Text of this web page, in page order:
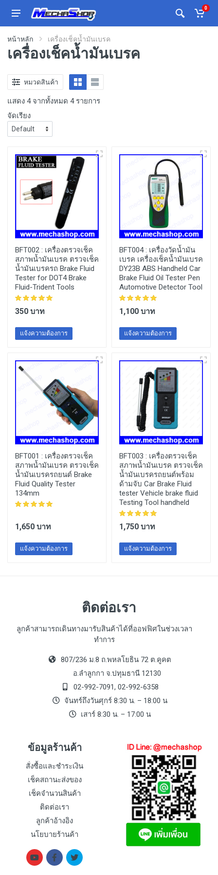
0
หน้าหลัก เครื่องเช็คน้ำมันเบรค
เครื่องเช็คน้ำมันเบรค
หมวดสินค้า
แสดง 4 จากทั้งหมด 4 รายการ
จัดเรียง
BFT002 : เครื่องตรวจเช็ค
สภาพน้ำมันเบรค ตรวจเช็ค
น้ำมันเบรครถ Brake Fluid
Tester for DOT4 Brake
Fluid-Trident Tools
350 บาท
แจ้งความต้องการ
BFT004 : เครื่องวัดน้ำมัน
เบรค เครื่องเช็คน้ำมันเบรค
DY23B ABS Handheld Car
Brake Fluid Oil Tester Pen
Automotive Detector Tool
1,100 บาท
แจ้งความต้องการ
BFT001 : เครื่องตรวจเช็ค
สภาพน้ำมันเบรค ตรวจเช็ค
น้ำมันเบรครถยนต์ Brake
Fluid Quality Tester
134mm
1,650 บาท
แจ้งความต้องการ
BFT003 : เครื่องตรวจเช็ค
สภาพน้ำมันเบรค ตรวจเช็ค
น้ำมันเบรครถยนต์พร้อม
ด้ามจับ Car Brake Fluid
tester Vehicle brake fluid
Testing Tool handheld
1,750 บาท
แจ้งความต้องการ
ติดต่อเรา
ลูกค้าสามารถเดินทางมารับสินค้าได้ที่ออฟฟิศในช่วงเวลา
ทำการ
807/236 ม.8 ถ.พหลโยธิน 72 ต.คูคต
อ.ลำลูกกา จ.ปทุมธานี 12130
02-992-7091, 02-992-6358
จันทร์ถึงวันศุกร์ 8:30 น. – 18:00 น
เสาร์ 8:30 น. – 17:00 น
ข้อมูลร้านค้า
สั่งซื้อและชำระเงิน
เช็คสถานะส่งของ
เช็คจำนวนสินค้า
ติดต่อเรา
ลูกค้าอ้างอิง
นโยบายร้านค้า